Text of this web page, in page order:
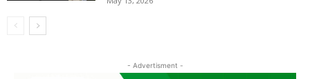
- Advertisment -